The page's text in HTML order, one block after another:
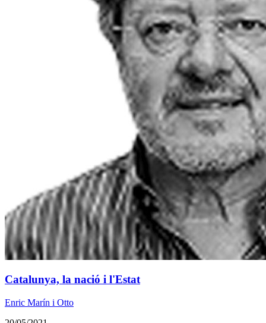
Catalunya, la nació i l'Estat
Enric Marín i Otto